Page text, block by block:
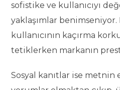
sofistike ve kullanıcıyı
yaklaşımlar
kullanıcının kaçırma
tetiklerken markanın
Sosyal kanıtlar ise metnin